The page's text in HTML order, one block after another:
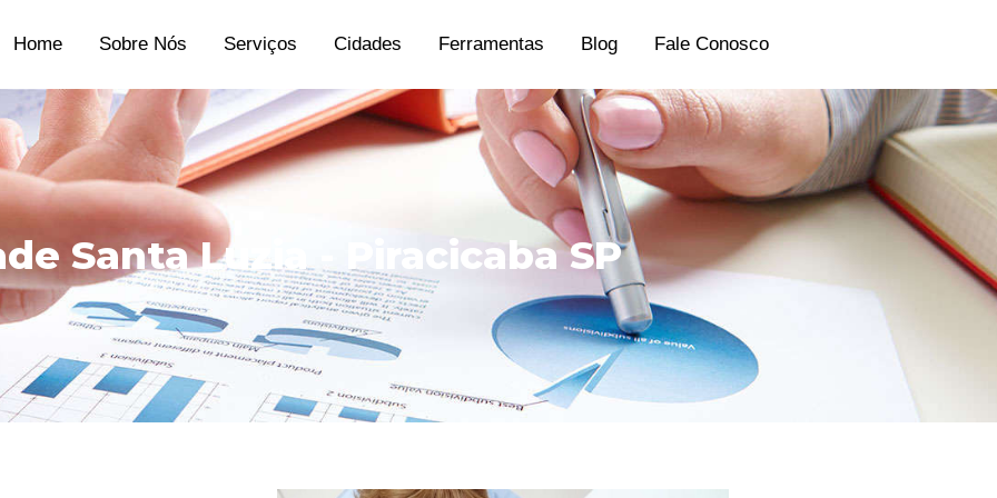
Home Sobre Nós Serviços Cidades Ferramentas Blog Fale Conosco
Santa Luzia - Piracicaba SP